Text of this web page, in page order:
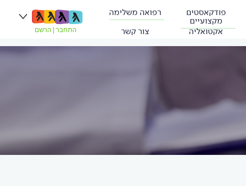
פודקאסטים
מקצועיים
רפואה משלימה
אקטואליה צור קשר התחבר הרשם